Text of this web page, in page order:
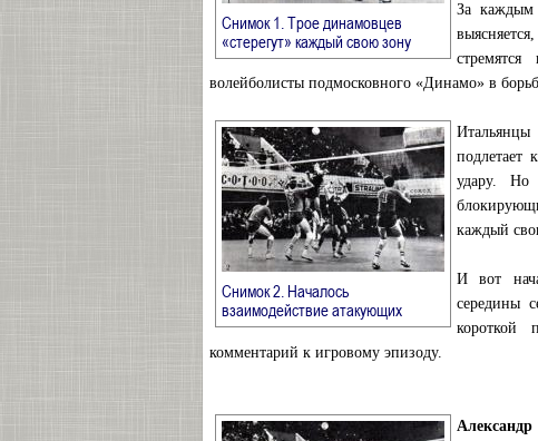
Снимок 1. Трое динамовцев
«стерегут» каждый свою зону
За каждым
волейболисты подмосковного «Динамо» в
Снимок 2. Началось
взаимодействие атакующих
подлетает
удару. Но
каждый
И вот
середины
короткой
комментарий к игровому эпизоду.